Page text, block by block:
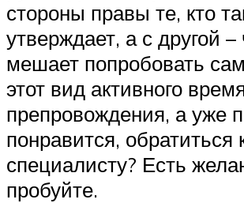
стороны правы те, кто
утверждает, а с другой
мешает попробовать
этот вид активного
препровождения, а уже
понравится, обратиться
специалисту? Есть
пробуйте.